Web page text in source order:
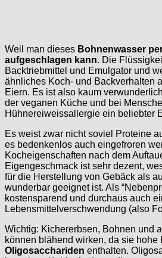
Weil man dieses Bohnenwasser
aufgeschlagen kann. Die
Backtriebmittel und Emulgator und
ähnliches Koch- und Backverhalten
Eiern. Es ist also kaum
der veganen Küche und bei
Hühnereiweissallergie ein beliebter
Es weist zwar nicht soviel Proteine
es bedenkenlos auch eingefroren
Kocheigenschaften nach dem
Eigengeschmack ist sehr dezent,
für die Herstellung von Gebäck als
wunderbar geeignet ist. Als
kostensparend und durchaus auch
Lebensmittelverschwendung (also
Wichtig: Kichererbsen, Bohnen und
können blähend wirken, da sie hohe
Oligosacchariden enthalten.